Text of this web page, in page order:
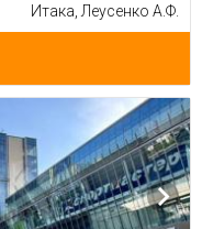
Итака, Леусенко А.Ф.